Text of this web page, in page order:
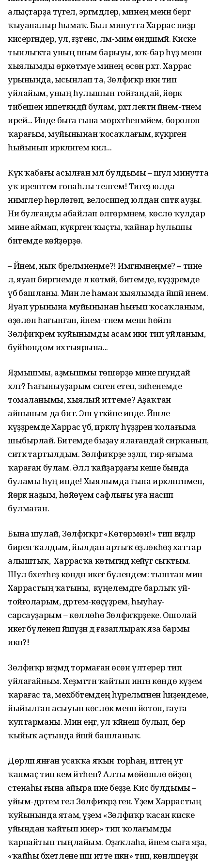
алыҫтарҙа түгел, эргәмдәлер, минең менән бергә
ҡыуаналыр һымаҡ. Был минутта Харрас ниҙәр
кисергәндер, ул, ғәҙәтенсә, ләм-мим өндәшмәй. Киске
тынлыҡта уның шым барыуы, юҡ-бар һүҙ менән
хыялымды өркөтмәүе минең өсөн рәхәт. Харрас
урынында, ысынлап та, Зөлфиҡәр икән тип
уйлайым, уның һулышын тойғандай, йөрәк
тибешен ишеткәндәй булам, рәхәтлектән йәнем-тәнем
ирей... Инде быға ғына мөрхәтһенмәйем, боролоп
ҡарағым, муйынынан ҡосаҡлағым, күкрәгенә
һыйынып иркәләнгем килә...
Күк ҡабағы асылған мәл булдымы – шул минутта
уҡ ирештем гонаһлы теләгемә! Тигеҙ юлда
нимәгәлер һөрлөгөп, велосипед юлдан ситкә ауҙы.
Ни булғанды абайлап өлгөрмәнем, көслө ҡулдар
мине аймап, күкрәгенә ҡыҫты, ҡайнар һулышы
битемде көйҙөрҙө.
– Йәнем, ныҡ бәрелмәнеңме?! Имгәнмәнеңме? – тине
лә, яуап биргәнемде лә көтмәй, битемде, күҙҙәремде
үбә башланы. Мин әле һаман хыялымда йәшәй инем.
Яуап урынына муйынынан һығып ҡосаҡланым,
өҙөлөп һағынған, йәнем-тәнем менән һөйгән
Зөлфиҡәремә ҡуйынымды асам икән тип уйланым,
буйһондом ихтыярына...
Яҙмышмы, аҙмышмы төшөрҙө мине шундай
хәлгә? Һағыныуҙарым сигенә етеп, зиһенемде
томаланымы, хыялый иттеме? Аҙаҡтан
айныным да бит. Эш үткәйне инде. Йәшле
күҙҙәремде Харрас үбә, иркәләү һүҙҙәрен ҡолағыма
шыбырлай. Битемде быҙау ялағандай сирҡанып,
ситкә тартылдым. Зөлфиҡәрҙе эҙләп, тирә-яғыма
ҡараған булам. Әллә ҡайҙарҙағы кеше бында
буламы һуң инде! Хыялымда ғына иркәләнгәнмен,
йөрәк наҙым, һөйөүем сафлығы уға насип
булмаған.
Бына шулай, Зөлфиҡәргә «Көтөрмөн!» тип вәғәҙәләр
биреп ҡалдым, йылдан артыҡ өҙлөкһөҙ хаттар
алыштыҡ, ә Харрасҡа көтмәгәндә кейәүгә сыҡтым.
Шул бәхетһеҙ көндән икегә бүлендем: тыштан мин
Харрастың ҡатыны, ә күңелемдәге барлыҡ уй-
тойғоларым, дәртем-көҫәүҙәрем, һыуһау-
сарсауҙарым – көллөһө Зөлфиҡәрҙеке. Ошолай
икегә бүленеп йәшәүҙән дә ғазаплыраҡ яза бармы
икән?!
Зөлфиҡәр вәғәҙәмдә тормаған өсөн үлтерер тип
уйлағайным. Хеҙмәттән ҡайтып ингән көндө күҙемә
ҡарағас та, мөхәббәтемдең һүрелмәгәнен һиҙендеме,
йыйылған асыуын көслөк менән йотоп, ғауға
ҡуптарманы. Мин еңгә, ул ҡәйнеш булып, бер
ҡыйыҡ аҫтында йәшәй башланыҡ.
Дөрләп янған усаҡҡа яҡын торһаң, итәгеңә ут
ҡапмаҫ тип кем әйтһен? Алты мөйөшлө өйҙөң
стенаһы ғына айыра ине беҙҙе. Кис булдымы –
уйым-дәртем гел Зөлфиҡәрҙә генә. Үҙем Харрастың
ҡуйынында ятам, үҙем «Зөлфиҡәр ҡасан киске
уйындан ҡайтып инер» тип ҡолағымды
ҡарпайтып тыңлайым. Оҙаҡлаһа, йәнем сыға яҙа,
«ҡайһы бәхетлене иш итте икән» тип, көнләшеүҙән